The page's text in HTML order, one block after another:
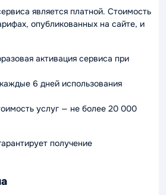
является платной. Стоимость
опубликованных на сайте, и
активация сервиса при
6 дней использования
услуг — не более 20 000
получение